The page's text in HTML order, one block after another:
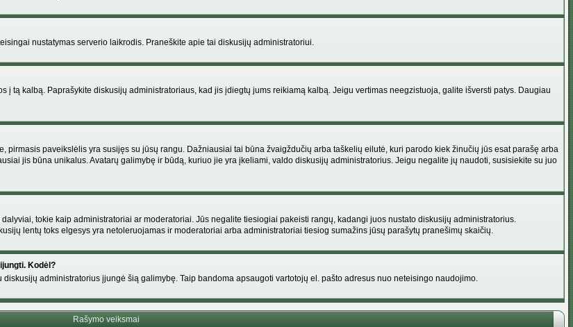
nustatymas serverio laikrodis. Praneškite apie tai diskusijų administratoriui.
tą kalbą. Paprašykite diskusijų administratoriaus, kad jis įdiegtų jums reikiamą kalbą. Jeigu vertimas neegzistuoja, galite išversti patys. Daugiau
paveikslėlis yra susijęs su jūsų rangu. Dažniausiai tai būna žvaigždučių arba taškelių eilutė, kuri parodo kiek žinučių jūs esat parašę arba
jis būna unikalus. Avatarų galimybę ir būdą, kuriuo jie yra įkeliami, valdo diskusijų administratorius. Jeigu negalite jų naudoti, susisiekite su juo
tokie kaip administratoriai ar moderatoriai. Jūs negalite tiesiogiai pakeisti rangų, kadangi juos nustato diskusijų administratorius.
lentų toks elgesys yra netoleruojamas ir moderatoriai arba administratoriai tiesiog sumažins jūsų parašytų pranešimų skaičių.
Kodėl?
administratorius įjungė šią galimybę. Taip bandoma apsaugoti vartotojų el. pašto adresus nuo neteisingo naudojimo.
Rašymo veiksmai